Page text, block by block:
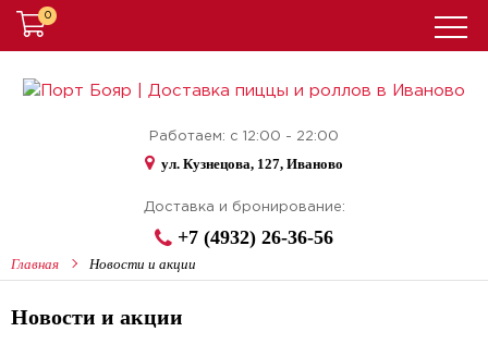
Работаем: с 12:00 - 22:00
ул. Кузнецова, 127, Иваново
Доставка и бронирование:
+7 (4932) 26-36-56
0
Главная Новости и акции
Новости и акции